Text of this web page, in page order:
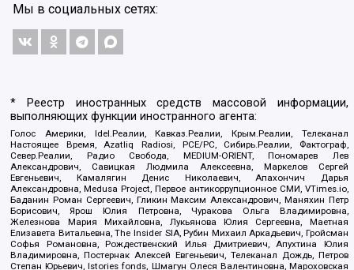
Мы в социальных сетях:
* Реестр иностранных средств массовой информации,
выполняющих функции иностранного агента:
Голос Америки, Idel.Реалии, Кавказ.Реалии, Крым.Реалии, Телеканал
Настоящее Время, Azatliq Radiosi, PCE/PC, Сибирь.Реалии, Фактограф,
Север.Реалии, Радио Свобода, MEDIUM-ORIENT, Пономарев Лев
Александрович, Савицкая Людмила Алексеевна, Маркелов Сергей
Евгеньевич, Камалягин Денис Николаевич, Апахончич Дарья
Александровна, Medusa Project, Первое антикоррупционное СМИ, VTimes.io,
Баданин Роман Сергеевич, Гликин Максим Александрович, Маняхин Петр
Борисович, Ярош Юлия Петровна, Чуракова Ольга Владимировна,
Железнова Мария Михайловна, Лукьянова Юлия Сергеевна, Маетная
Елизавета Витальевна, The Insider SIA, Рубин Михаил Аркадьевич, Гройсман
Софья Романовна, Рождественский Илья Дмитриевич, Апухтина Юлия
Владимировна, Постернак Алексей Евгеньевич, Телеканал Дождь, Петров
Степан Юрьевич, Istories fonds, Шмагун Олеся Валентиновна, Мароховская